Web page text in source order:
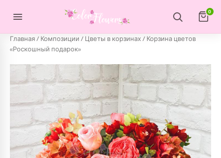
0
Главная/ Композиции / Цветы в корзинах / Корзина цветов
«Роскошный подарок»